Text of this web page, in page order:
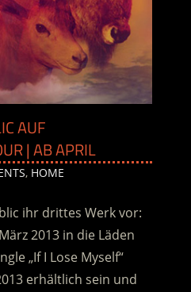
AUF
| AB APRIL
, HOME
ihr drittes Werk vor:
2013 in die Läden
„If I Lose Myself“
erhältlich sein und